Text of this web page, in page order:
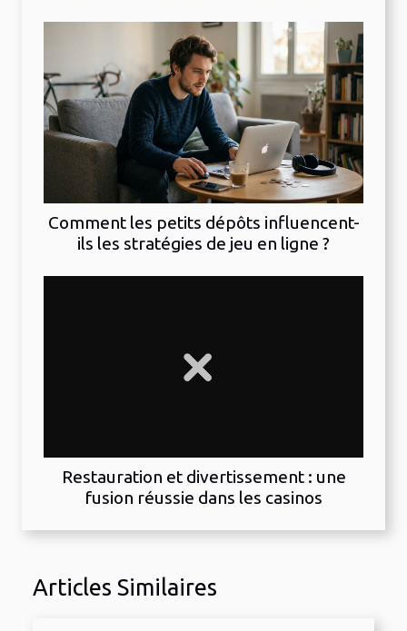
Comment les petits dépôts influencent-
ils les stratégies de jeu en ligne ?
Restauration et divertissement : une
fusion réussie dans les casinos
Articles Similaires